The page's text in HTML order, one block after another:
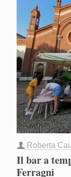
Roberta
Il bar a
Ferragni